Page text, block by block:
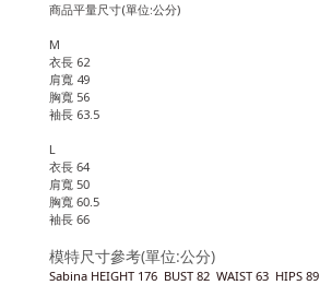
商品平量尺寸(單位:公分)
M
衣長 62
肩寬 49
胸寬 56
袖長 63.5
L
衣長 64
肩寬 50
胸寬 60.5
袖長 66
模特尺寸參考(單位:公分)
Sabina HEIGHT 176 BUST 82 WAIST 63 HIPS 89